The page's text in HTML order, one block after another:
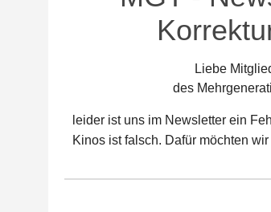
Liebe
des
leider ist uns im Newsletter ein
Kinos ist falsch. Dafür möchten